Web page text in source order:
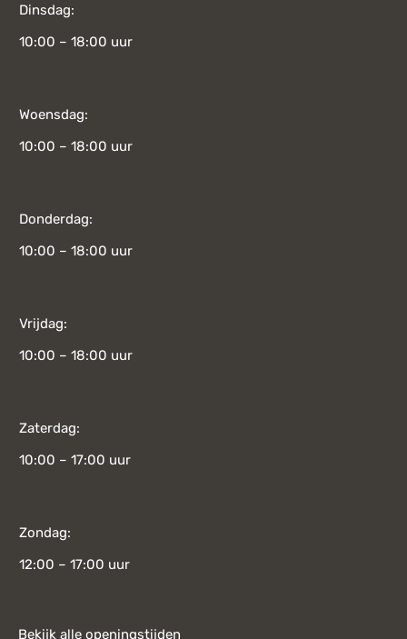
Dinsdag:
10:00 – 18:00 uur
Woensdag:
10:00 – 18:00 uur
Donderdag:
10:00 – 18:00 uur
Vrijdag:
10:00 – 18:00 uur
Zaterdag:
10:00 – 17:00 uur
Zondag:
12:00 – 17:00 uur
Bekijk alle openingstijden